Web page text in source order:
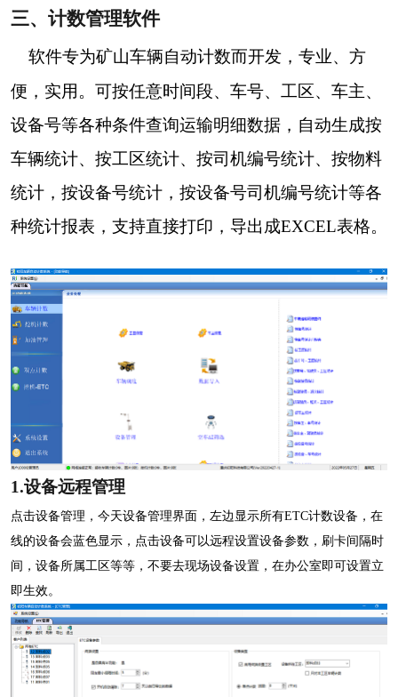
三、计数管理软件
软件专为矿山车辆自动计数而开发，专业、方
便，实用。可按任意时间段、车号、工区、车主、
设备号等各种条件查询运输明细数据，自动生成按
车辆统计、按工区统计、按司机编号统计、 按物料
统计， 按设备号统计，按设备号司机编号统计等各
种统计报表，支持直接打印， 导出成EXCEL表格。
1.设备远程管理
点击设备管理，今天设备管理界面，左边显示所有ETC计数设备，在
线的设备会蓝色显示，点击设备可以远程设置设备参数，刷卡间隔时
间，设备所属工区等等，不要去现场设备设置，在办公室即可设置立
即生效。